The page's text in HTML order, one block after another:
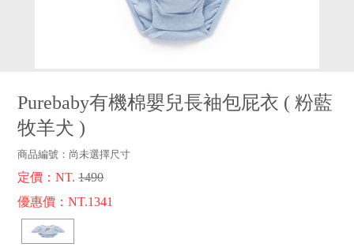
客服專區
Purebaby有機棉嬰兒長袖包屁衣 (粉藍
牧羊犬 )
商品編號： 尚未選擇尺寸
定價：NT.1490
優惠價：NT.1341